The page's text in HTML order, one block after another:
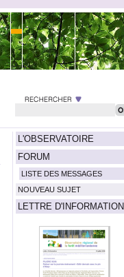
L'OBSERVATOIRE
FORUM
LISTE DES MESSAGES
NOUVEAU SUJET
LETTRE D'INFORMATION